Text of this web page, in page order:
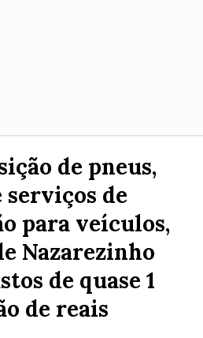
de pneus,
serviços de
para veículos,
Nazarezinho
de quase 1
de reais